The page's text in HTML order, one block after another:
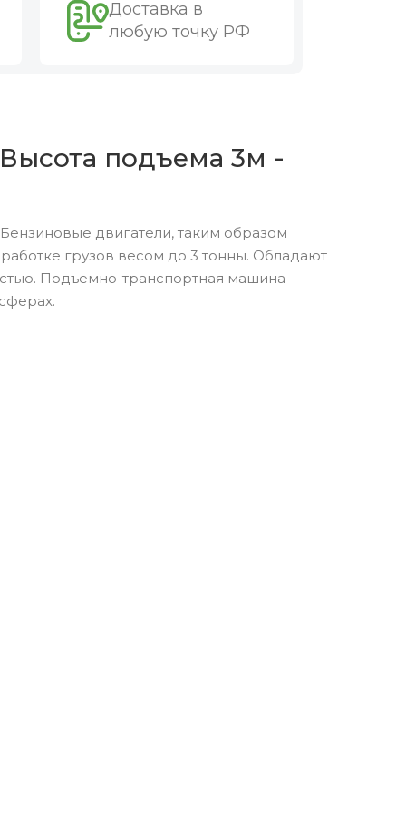
Доставка в
любую точку РФ
подъема 3м -
двигатели, таким образом
грузов весом до 3 тонны. Обладают
Подъемно-транспортная машина